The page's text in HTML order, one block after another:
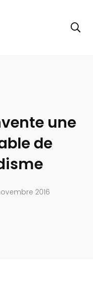
une
de
2016